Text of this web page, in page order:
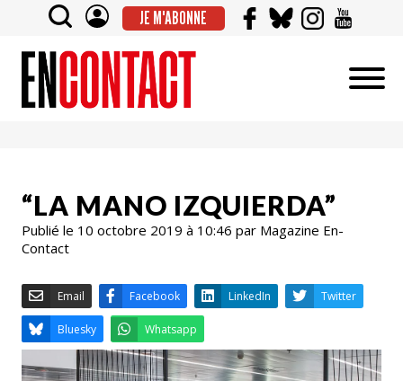
JE M'ABONNE
“LA MANO IZQUIERDA”
Publié le 10 octobre 2019 à 10:46 par Magazine En-
Contact
Email Facebook LinkedIn